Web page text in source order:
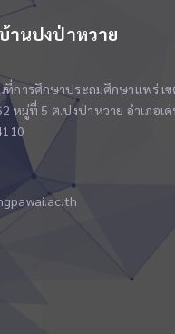
านปงป่าหวาย
การศึกษาประถมศึกษาแพร่ เข
หมู่ที่ 5 ต.ปงป่าหวาย อำเภอเ